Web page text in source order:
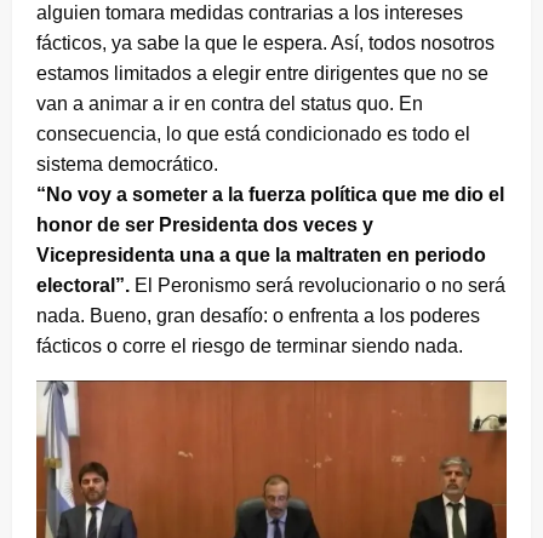
alguien tomara medidas contrarias a los intereses
fácticos, ya sabe la que le espera. Así, todos nosotros
estamos limitados a elegir entre dirigentes que no se
van a animar a ir en contra del status quo. En
consecuencia, lo que está condicionado es todo el
sistema democrático.
“No voy a someter a la fuerza política que me dio el
honor de ser Presidenta dos veces y
Vicepresidenta una a que la maltraten en periodo
electoral”. El Peronismo será revolucionario o no será
nada. Bueno, gran desafío: o enfrenta a los poderes
fácticos o corre el riesgo de terminar siendo nada.